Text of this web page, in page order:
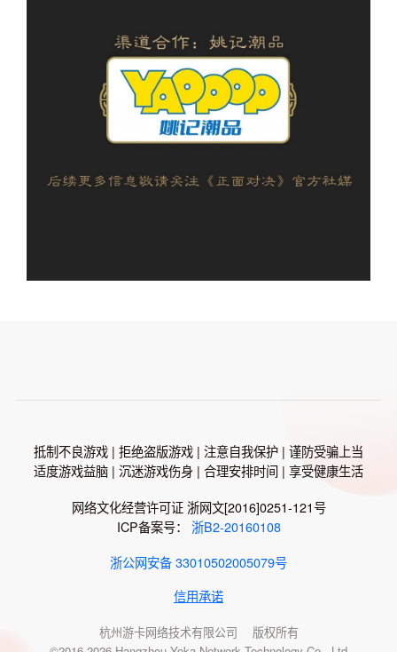
抵制不良游戏 | 拒绝盗版游戏 | 注意自我保护 | 谨防受骗上当
适度游戏益脑 | 沉迷游戏伤身 | 合理安排时间 | 享受健康生活
网络文化经营许可证 浙网文[2016]0251-121号
ICP备案号：
浙B2-20160108
浙公网安备 33010502005079号
信用承诺
杭州游卡网络技术有限公司 版权所有